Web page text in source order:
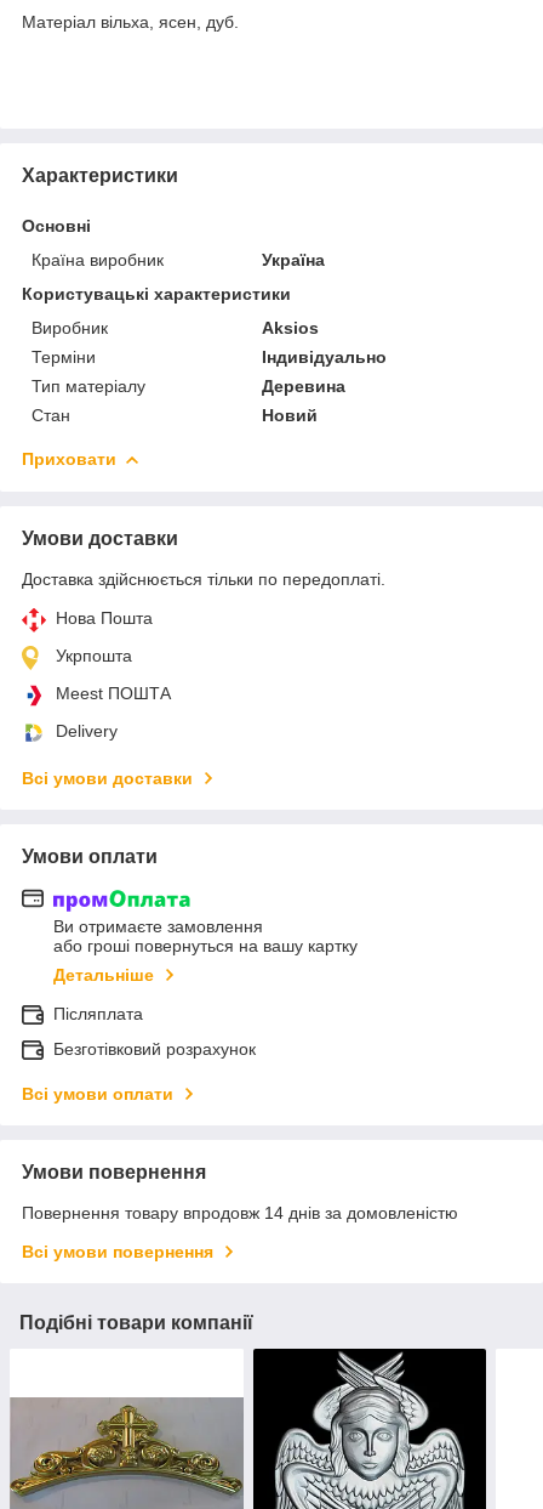
Матеріал вільха, ясен, дуб.
Характеристики
Основні
Країна виробник
Україна
Користувацькi характеристики
Виробник
Aksios
Терміни
Індивідуально
Тип матеріалу
Деревина
Стан
Новий
Приховати
Умови доставки
Доставка здійснюється тільки по передоплаті.
Нова Пошта
Укрпошта
Meest ПОШТА
Delivery
Всі умови доставки
Умови оплати
Ви отримаєте замовлення
або гроші повернуться на вашу картку
Детальніше
Післяплата
Безготівковий розрахунок
Всі умови оплати
Умови повернення
Повернення товару впродовж 14 днів за домовленістю
Всі умови повернення
Подібні товари компанії